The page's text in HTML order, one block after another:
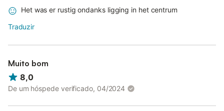
Het was er rustig ondanks ligging in het centrum
Traduzir
Muito bom
8,0
De um hóspede verificado, 04/2024